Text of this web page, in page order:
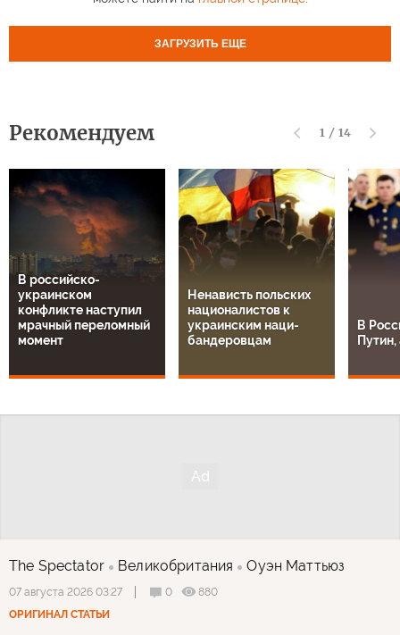
ЗАГРУЗИТЬ ЕЩЕ
Рекомендуем 1 / 14
В российско-
украинском
конфликте наступил
мрачный переломный
момент
Ненависть польских
националистов к
украинским наци-
бандеровцам
В
The Spectator Великобритания Оуэн Маттьюз
07 августа 2026 03:27 0
880
ОРИГИНАЛ СТАТЬИ